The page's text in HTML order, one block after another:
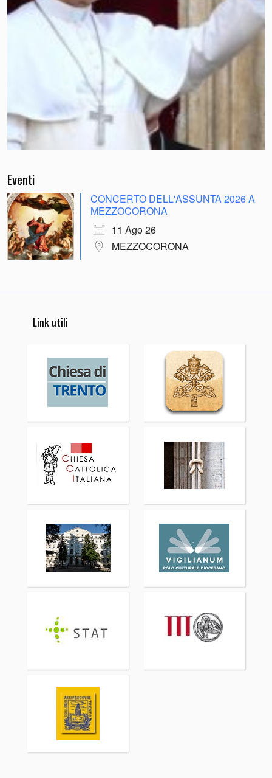
Eventi
CONCERTO DELL'ASSUNTA 2026 A
MEZZOCORONA
11 Ago 26
MEZZOCORONA
Link utili